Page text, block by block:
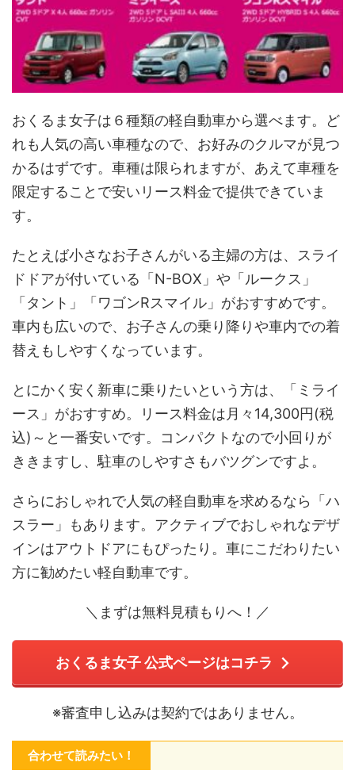
おくるま女子は６種類の軽自動車から選べます。ど
れも人気の高い車種なので、お好みのクルマが見つ
かるはずです。車種は限られますが、あえて車種を
限定することで安いリース料金で提供できていま
す。
たとえば小さなお子さんがいる主婦の方は、スライ
ドドアが付いている「N-BOX」や「ルークス」
「タント」「ワゴンRスマイル」がおすすめです。
車内も広いので、お子さんの乗り降りや車内での着
替えもしやすくなっています。
とにかく安く新車に乗りたいという方は、「ミライ
ース」がおすすめ。リース料金は月々14,300円(税
込)～と一番安いです。コンパクトなので小回りが
ききますし、駐車のしやすさもバツグンですよ。
さらにおしゃれで人気の軽自動車を求めるなら「ハ
スラー」もあります。アクティブでおしゃれなデザ
インはアウトドアにもぴったり。車にこだわりたい
方に勧めたい軽自動車です。
＼まずは無料見積もりへ！／
おくるま女子 公式ページはコチラ
※審査申し込みは契約ではありません。
合わせて読みたい！